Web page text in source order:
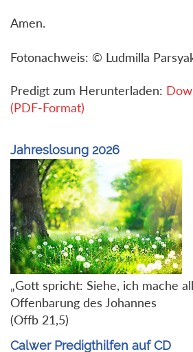
Amen.
Fotonachweis: © Ludmilla
Predigt zum Herunterladen:
(PDF-Format)
Jahreslosung 2026
„Gott spricht: Siehe, ich mache
Offenbarung des Johannes
(Offb 21,5)
Calwer Predigthilfen auf CD